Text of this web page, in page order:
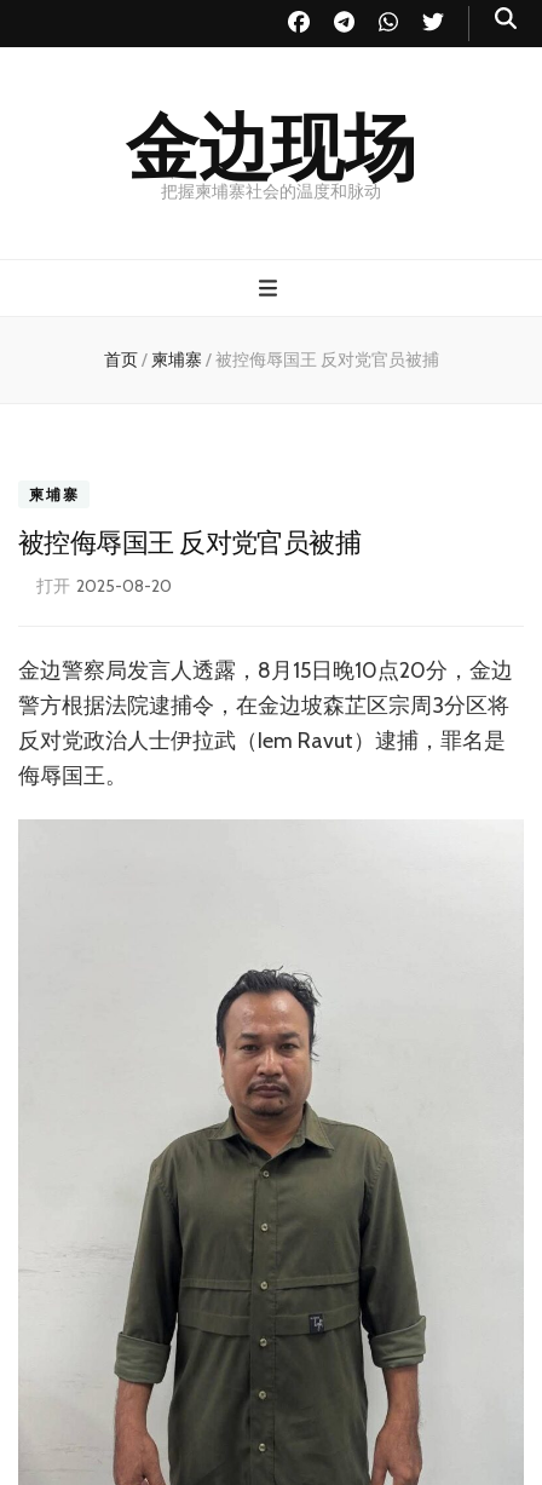
金边现场
把握柬埔寨社会的温度和脉动
首页/ 柬埔寨 /被控侮辱国王 反对党官员被捕
柬埔寨
被控侮辱国王 反对党官员被捕
打开 2025-08-20
金边警察局发言人透露，8月15日晚10点20分，金边
警方根据法院逮捕令，在金边坡森芷区宗周3分区将
反对党政治人士伊拉武（Iem Ravut）逮捕，罪名是
侮辱国王。